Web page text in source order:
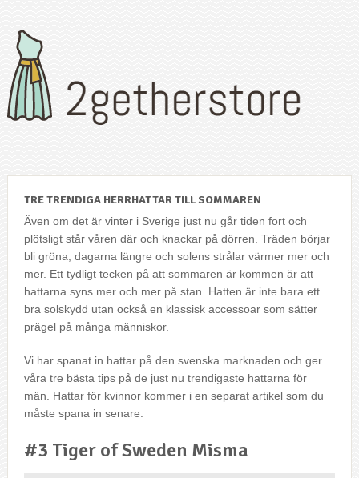
TRE TRENDIGA HERRHATTAR TILL SOMMAREN
Även om det är vinter i Sverige just nu går tiden fort och
plötsligt står våren där och knackar på dörren. Träden börjar
bli gröna, dagarna längre och solens strålar värmer mer och
mer. Ett tydligt tecken på att sommaren är kommen är att
hattarna syns mer och mer på stan. Hatten är inte bara ett
bra solskydd utan också en klassisk accessoar som sätter
prägel på många människor.
Vi har spanat in hattar på den svenska marknaden och ger
våra tre bästa tips på de just nu trendigaste hattarna för
män. Hattar för kvinnor kommer i en separat artikel som du
måste spana in senare.
#3 Tiger of Sweden Misma